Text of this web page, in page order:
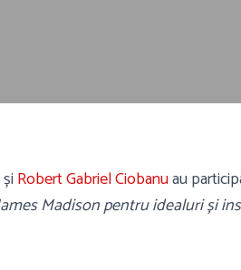
șiRobert Gabriel Ciobanuau
Madison pentru idealuri și